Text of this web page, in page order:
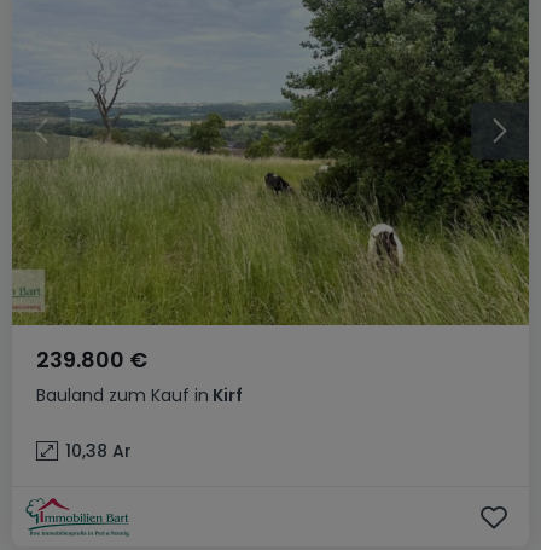
Bauland zum Kauf in Kirf
239.800 €
10,38 Ar